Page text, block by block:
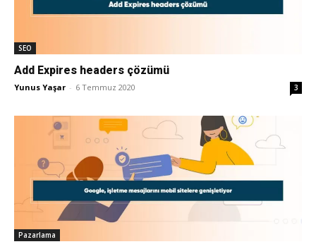
SEO
Add Expires headers çözümü
Yunus Yaşar - 6 Temmuz 2020 3
Pazarlama